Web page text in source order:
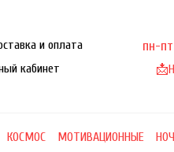
и оплата
кабинет
пн-
📩
КОСМОС МОТИВАЦИОННЫЕ